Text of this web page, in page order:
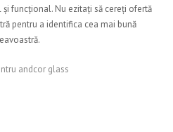
funcțional. Nu ezitați să cereți ofertă
pentru a identifica cea mai bună
andcor glass